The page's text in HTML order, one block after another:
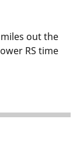
out the
RS time